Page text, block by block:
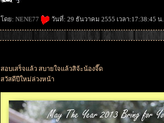
ดย: NENE77 วันที่: 29 ธันวาคม 2555 เวลา:17:38:45 น.
สอบเสร็จแล้ว สบายใจแล้วสิจ้ะน้องจี๊ด
สวัสดีปีใหม่ล่วงหน้า